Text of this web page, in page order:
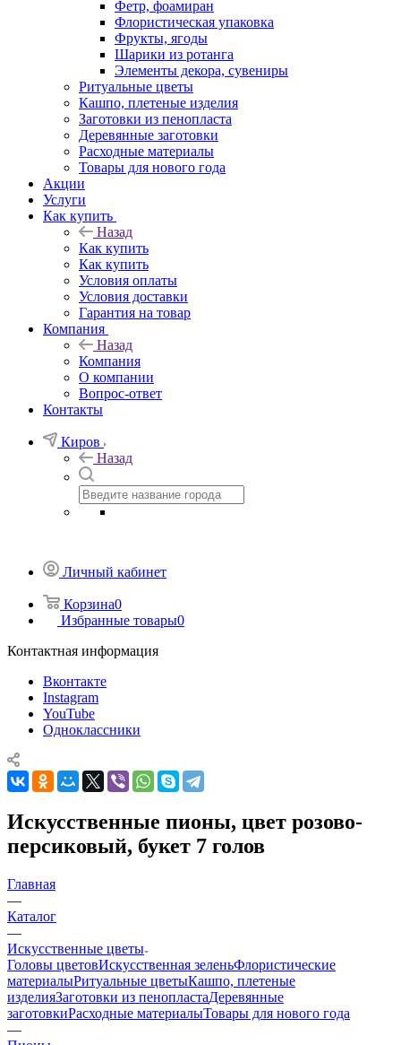
Фетр, фоамиран
Флористическая упаковка
Фрукты, ягоды
Шарики из ротанга
Элементы декора, сувениры
Ритуальные цветы
Кашпо, плетеные изделия
Заготовки из пенопласта
Деревянные заготовки
Расходные материалы
Товары для нового года
Акции
Услуги
Как купить
Назад
Как купить
Как купить
Условия оплаты
Условия доставки
Гарантия на товар
Компания
Назад
Компания
О компании
Вопрос-ответ
Контакты
Киров
Назад
Личный кабинет
Корзина0
Избранные товары0
Контактная информация
Вконтакте
Instagram
YouTube
Одноклассники
Искусственные пионы, цвет розово-
персиковый, букет 7 голов
Главная
—
Каталог
—
Искусственные цветы
Головы цветовИскусственная зеленьФлористические
материалыРитуальные цветыКашпо, плетеные
изделияЗаготовки из пенопластаДеревянные
заготовкиРасходные материалыТовары для нового года
—